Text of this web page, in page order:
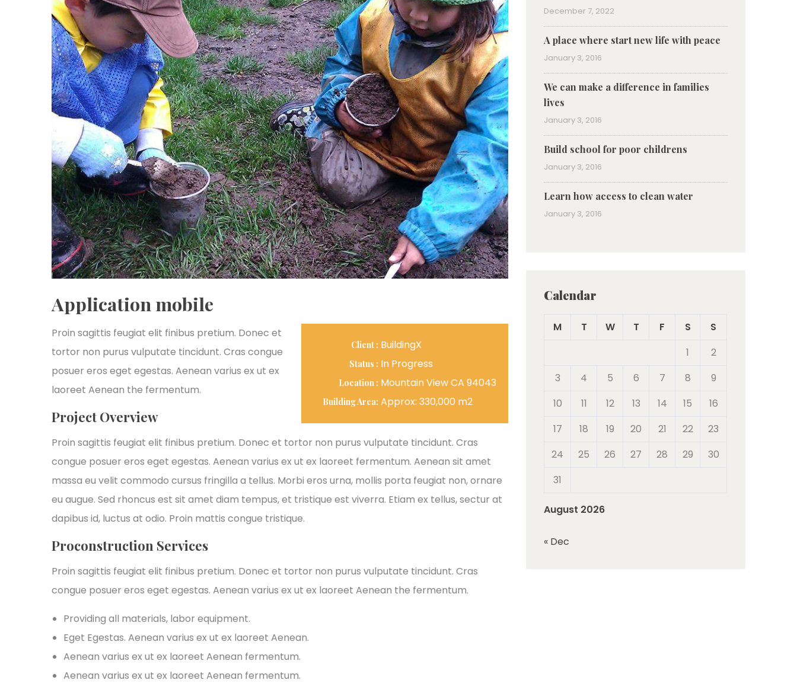
Application mobile
Client : BuildingX
Status : In Progress
Location : Mountain View CA 94043
Building Area: Approx: 330,000 m2
Proin sagittis feugiat elit finibus pretium. Donec et
tortor non purus vulputate tincidunt. Cras congue
posuer eros eget egestas. Aenean varius ex ut ex
laoreet Aenean the fermentum.
Project Overview
Proin sagittis feugiat elit finibus pretium. Donec et tortor non purus vulputate tincidunt. Cras
congue posuer eros eget egestas. Aenean varius ex ut ex laoreet fermentum. Aenean sit amet
massa eu velit commodo cursus fringilla a tellus. Morbi eros urna, mollis porta feugiat non, ornare
eu augue. Sed rhoncus est sit amet diam tempus, et tristique est viverra. Etiam ex tellus, sectur at
dapibus id, luctus at odio. Proin mattis congue tristique.
Proconstruction Services
Proin sagittis feugiat elit finibus pretium. Donec et tortor non purus vulputate tincidunt. Cras
congue posuer eros eget egestas. Aenean varius ex ut ex laoreet Aenean the fermentum.
Providing all materials, labor equipment.
Eget Egestas. Aenean varius ex ut ex laoreet Aenean.
Aenean varius ex ut ex laoreet Aenean fermentum.
Aenean varius ex ut ex laoreet Aenean fermentum.
December 7, 2022
A place where start new life with peace
January 3, 2016
We can make a difference in families
lives
January 3, 2016
Build school for poor childrens
January 3, 2016
Learn how access to clean water
January 3, 2016
Calendar
August 2026
M T W T F S
S
1
2
3
4 5 6 7 8
9
10
11 12 13 14 15
16
17
18 19 20 21 22
23
24
25 26 27 28 29
30
31
« Dec